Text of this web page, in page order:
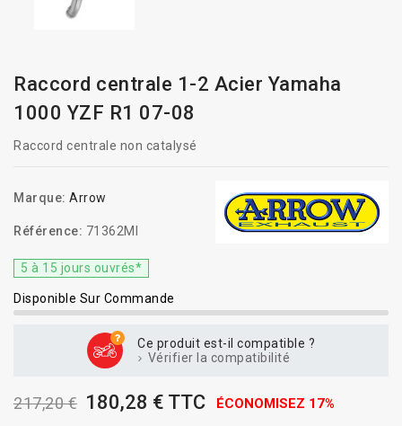
Raccord centrale 1-2 Acier Yamaha
1000 YZF R1 07-08
Raccord centrale non catalysé
Marque: Arrow
Référence: 71362MI
5 à 15 jours ouvrés*
Disponible Sur Commande
Ce produit est-il compatible ?
Vérifier la compatibilité
217,20 € 180,28 € TTC ÉCONOMISEZ 17%